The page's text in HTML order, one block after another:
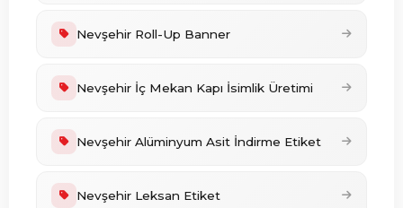
Nevşehir Roll-Up Banner
Nevşehir İç Mekan Kapı İsimlik Üretimi
Nevşehir Alüminyum Asit İndirme Etiket
Nevşehir Leksan Etiket